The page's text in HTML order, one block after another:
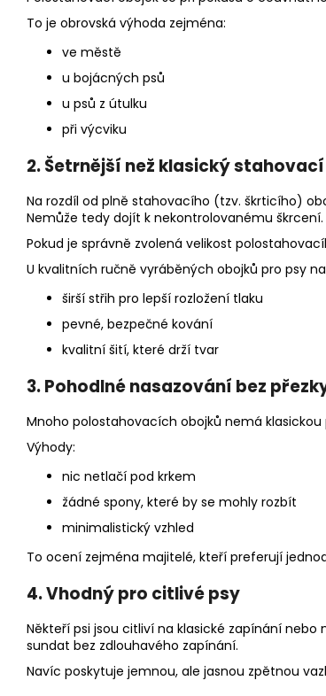
To je obrovská výhoda zejména:
ve městě
u bojácných psů
u psů z útulku
při výcviku
2. Šetrnější než klasický
Na rozdíl od plně stahovacího (tzv. škrticího)
Nemůže tedy dojít k nekontrolovanému škrcení.
Pokud je správně zvolená velikost
U kvalitních ručně vyráběných obojků pro psy
širší střih pro lepší rozložení tlaku
pevné, bezpečné kování
kvalitní šití, které drží tvar
3. Pohodlné nasazování bez
Mnoho polostahovacích obojků nemá klasickou
Výhody:
nic netlačí pod krkem
žádné spony, které by se mohly rozbít
minimalistický vzhled
To ocení zejména majitelé, kteří preferují
4. Vhodný pro citlivé psy
Někteří psi jsou citliví na klasické zapínání
sundat bez zdlouhavého zapínání.
Navíc poskytuje jemnou, ale jasnou zpětnou